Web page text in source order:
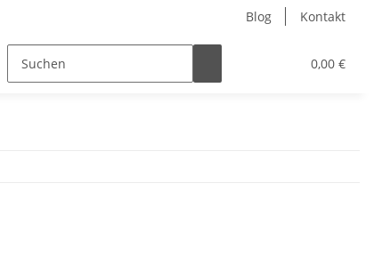
Blog Kontakt
0,00 €
Nur Endkunden